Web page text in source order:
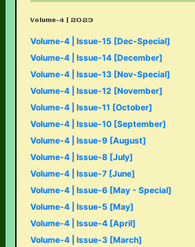
Volume-4 | 2023
Volume-4 | Issue-15 [Dec-Special]
Volume-4 | Issue-14 [December]
Volume-4 | Issue-13 [Nov-Special]
Volume-4 | Issue-12 [November]
Volume-4 | Issue-11 [October]
Volume-4 | Issue-10 [September]
Volume-4 | Issue-9 [August]
Volume-4 | Issue-8 [July]
Volume-4 | Issue-7 [June]
Volume-4 | Issue-6 [May - Special]
Volume-4 | Issue-5 [May]
Volume-4 | Issue-4 [April]
Volume-4 | Issue-3 [March]